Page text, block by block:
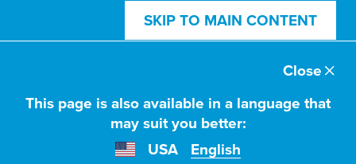
SKIP TO MAIN CONTENT
This page is also available in a language that
may suit you better:
USA
English
Close